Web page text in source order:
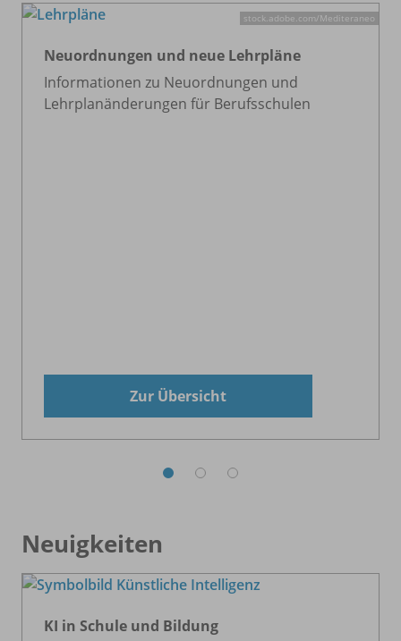
stock.adobe.com/Mediteraneo
Neuordnungen und neue Lehrpläne
Informationen zu Neuordnungen und
Lehrplanänderungen für Berufsschulen
Zur Übersicht
Neuigkeiten
KI in Schule und Bildung